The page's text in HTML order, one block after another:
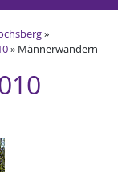
»
» Männerwandern